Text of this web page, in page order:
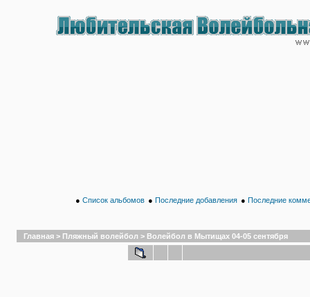
● Список альбомов ● Последние добавления ● Последние
Главная > Пляжный волейбол > Волейбол в Мытищах 04-05 сентября